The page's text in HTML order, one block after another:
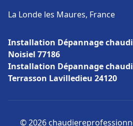
La Londe les Maures, France
Installation Dépannage
Noisiel 77186
Installation Dépannage
Terrasson Lavilledieu 24120
© 2026